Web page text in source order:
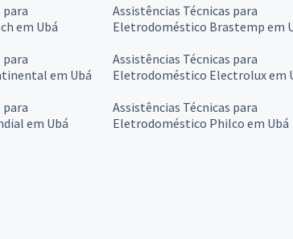
para
em Ubá
Assistências Técnicas para
Eletrodoméstico Brastemp em
para
em Ubá
Assistências Técnicas para
Eletrodoméstico Electrolux em
para
em Ubá
Assistências Técnicas para
Eletrodoméstico Philco em Ubá